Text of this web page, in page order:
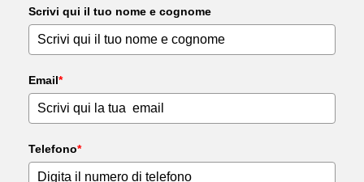
Scrivi qui il tuo nome e cognome
Email*
Telefono*